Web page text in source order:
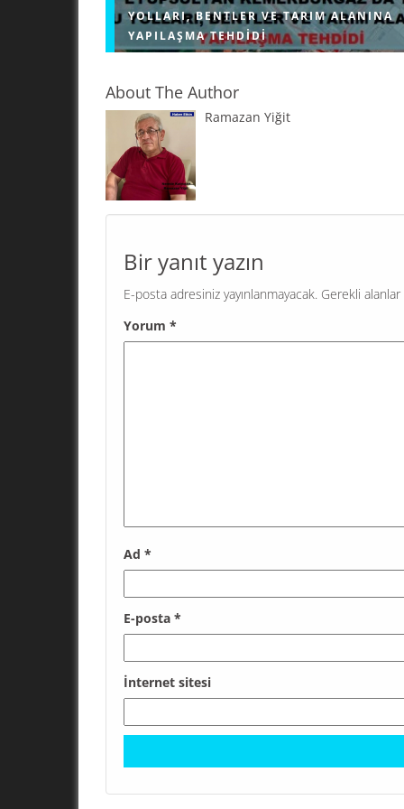
YOLLARI, BENTLER VE TARIM ALANINA
YAPILAŞMA TEHDIDI
Çevre, Şehircilik ve İklim Değişikliği Bakanlığı,
Eyüpsultan ilçesindeki Kemerburgaz
About The Author
Ramazan Yiğit
Bir yanıt yazın
E-posta adresiniz yayınlanmayacak. Gerekli alanlar
Yorum *
Ad *
E-posta *
İnternet sitesi